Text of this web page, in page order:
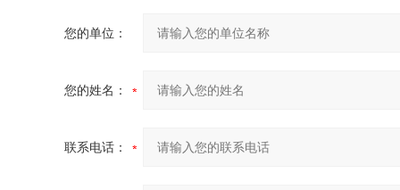
您的单位：
您的姓名：
联系电话：